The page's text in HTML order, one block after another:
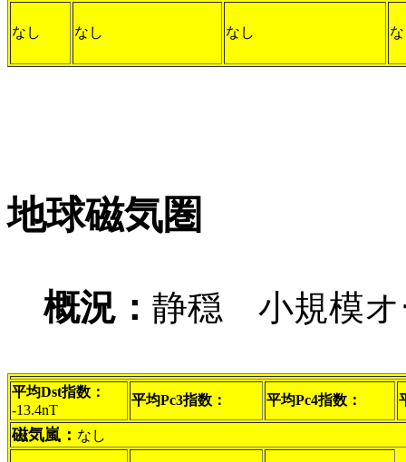
なし なし なし
地球磁気圏
概況： 静穏 小規模オ
平均Dst指数：
-13.4nT
平均Pc3指数： 平均Pc4指数：
磁気嵐： なし